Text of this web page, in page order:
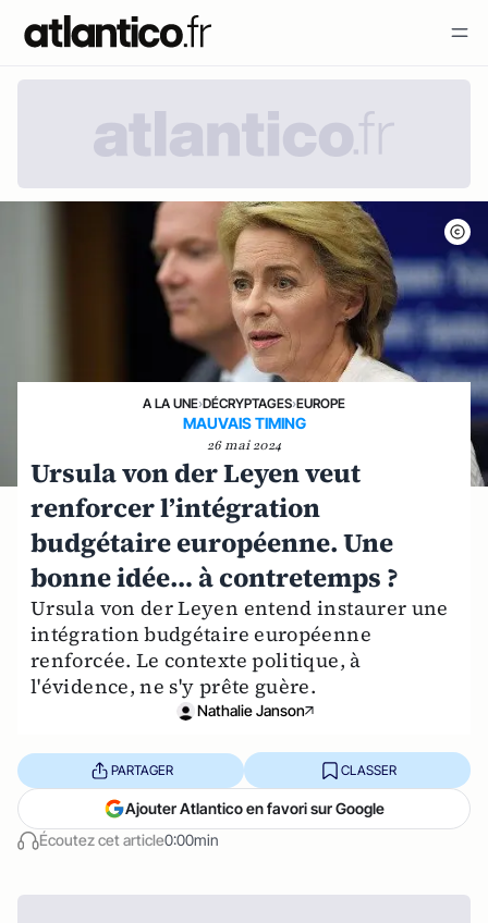
A LA UNE›DÉCRYPTAGES›EUROPE
MAUVAIS TIMING
26 mai 2024
Ursula von der Leyen veut
renforcer l’intégration
budgétaire européenne. Une
bonne idée… à contretemps ?
Ursula von der Leyen entend instaurer une
intégration budgétaire européenne
renforcée. Le contexte politique, à
l'évidence, ne s'y prête guère.
Nathalie Janson
Écoutez cet article0:00min
PARTAGER CLASSER
Ajouter Atlantico en favori sur Google